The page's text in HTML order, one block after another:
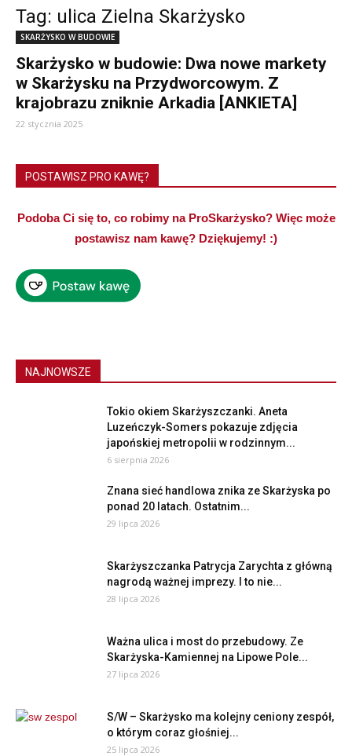
Tag: ulica Zielna Skarżysko
SKARŻYSKO W BUDOWIE
Skarżysko w budowie: Dwa nowe markety
w Skarżysku na Przydworcowym. Z
krajobrazu zniknie Arkadia [ANKIETA]
22 stycznia 2025
POSTAWISZ PRO KAWĘ?
Podoba Ci się to, co robimy na ProSkarżysko? Więc może
postawisz nam kawę? Dziękujemy! :)
NAJNOWSZE
Tokio okiem Skarżyszczanki. Aneta
Luzeńczyk-Somers pokazuje zdjęcia
japońskiej metropolii w rodzinnym...
6 sierpnia 2026
Znana sieć handlowa znika ze Skarżyska po
ponad 20 latach. Ostatnim...
29 lipca 2026
Skarżyszczanka Patrycja Zarychta z główną
nagrodą ważnej imprezy. I to nie...
28 lipca 2026
Ważna ulica i most do przebudowy. Ze
Skarżyska-Kamiennej na Lipowe Pole...
27 lipca 2026
S/W – Skarżysko ma kolejny ceniony zespół,
o którym coraz głośniej...
25 lipca 2026